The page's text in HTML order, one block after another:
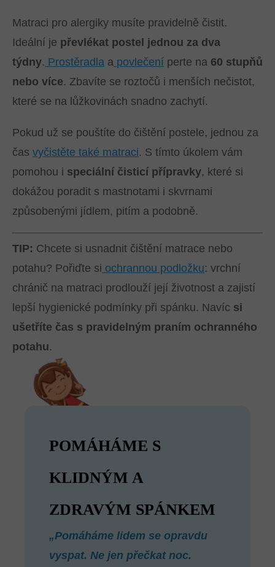
Matraci pro alergiky musíte pravidelně čistit.
Ideální je převlékat postel jednou za dva
týdny. Prostěradla a povlečení perte na 60 stupňů
nebo více. Zbavíte se roztočů i menších nečistot,
které se na lůžkovinách snadno zachytí.
Pokud už se pouštíte do čištění postele, jednou za
čas vyčistěte také matraci. S tímto úkolem vám
pomohou i speciální čisticí přípravky, které si
dokážou poradit s mastnotami i skvrnami
způsobenými jídlem, pitím a podobně.
TIP: Chcete si usnadnit čištění matrace nebo
potahu? Pořiďte si ochrannou podložku: vrchní
chránič na matraci prodlouží její životnost a zajistí
lepší hygienické podmínky při spánku. Navíc si
ušetříte čas s pravidelným praním ochranného
potahu.
POMÁHÁME S
KLIDNÝM A
ZDRAVÝM SPÁNKEM
„Pomáháme lidem se opravdu
vyspat. Ne jen přečkat noc.